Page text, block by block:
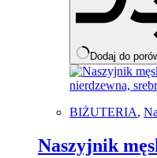
Dodaj do
BIŻUTERIA,
Naszyjnik